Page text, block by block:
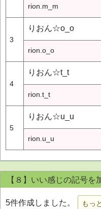
rion.m_m
3
りおん☆o_o
rion.o_o
4
りおん☆t_t
rion.t_t
5
りおん☆u_u
rion.u_u
【８】いい感じの記号を
5件作成しました。 もっ